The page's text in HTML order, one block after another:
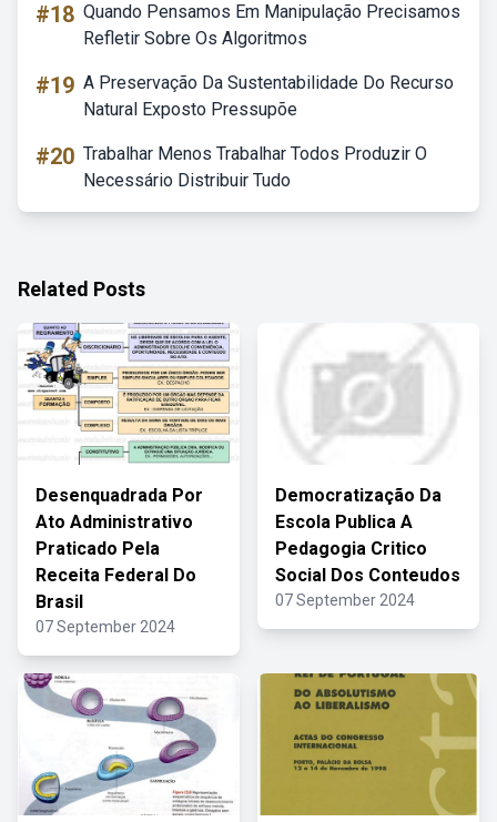
#18 Quando Pensamos Em Manipulação Precisamos
Refletir Sobre Os Algoritmos
#19 A Preservação Da Sustentabilidade Do Recurso
Natural Exposto Pressupõe
#20 Trabalhar Menos Trabalhar Todos Produzir O
Necessário Distribuir Tudo
Related Posts
Desenquadrada Por
Ato Administrativo
Praticado Pela
Receita Federal Do
Brasil
07 September 2024
Democratização Da
Escola Publica A
Pedagogia Critico
Social Dos Conteudos
07 September 2024